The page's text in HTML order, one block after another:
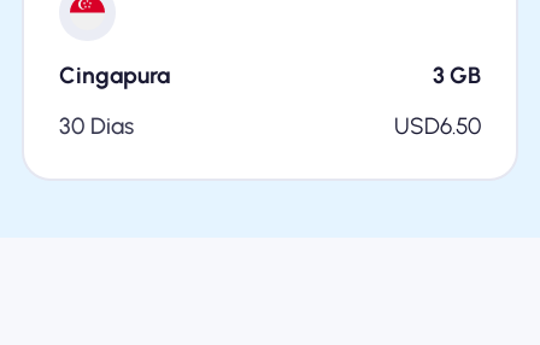
Cingapura 3 GB
30 Dias
USD6.50